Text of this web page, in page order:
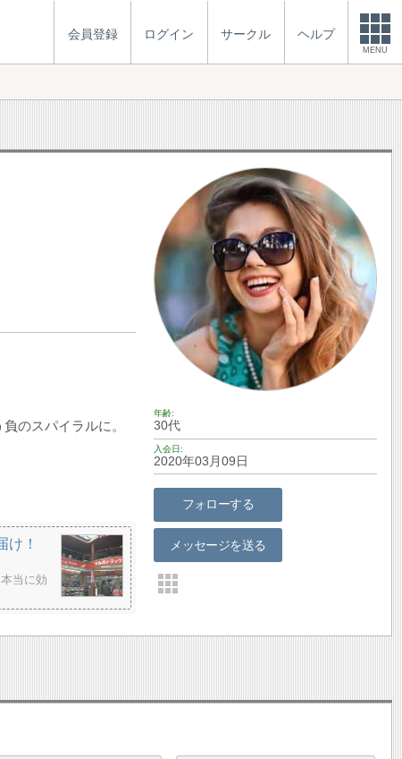
会員登録 ログイン サークル ヘルプ
MENU
年齢
30代
入会日
2020年03月09日
フォローする
メッセージを送る
のスパイラルに。
け！
当に効